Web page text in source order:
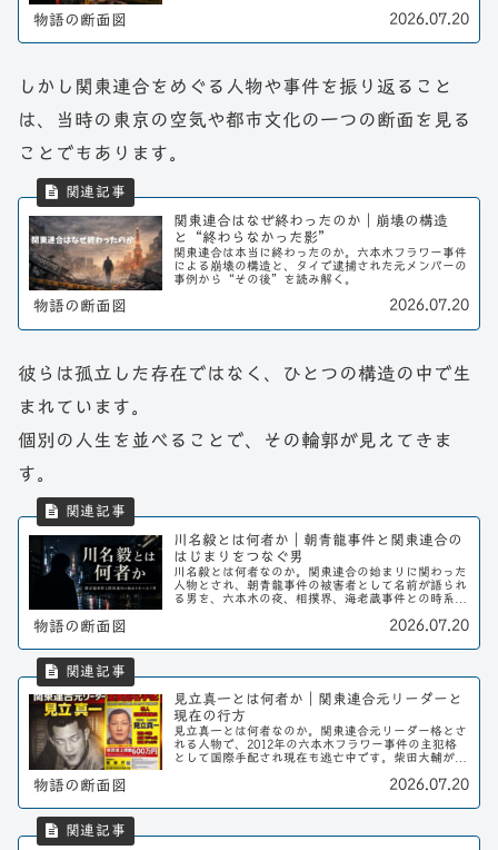
物語の断面図 2026.07.20
しかし関東連合をめぐる人物や事件を振り返ること
は、当時の東京の空気や都市文化の一つの断面を見る
ことでもあります。
関東連合はなぜ終わったのか｜崩壊の構造
と“終わらなかった影”
関東連合は本当に終わったのか。六本木フラワー事件
による崩壊の構造と、タイで逮捕された元メンバーの
事例から“その後”を読み解く。
物語の断面図 2026.07.20
彼らは孤立した存在ではなく、ひとつの構造の中で生
まれています。
個別の人生を並べることで、その輪郭が見えてきま
す。
川名毅とは何者か｜朝青龍事件と関東連合の
はじまりをつなぐ男
川名毅とは何者なのか。関東連合の始まりに関わった
人物とされ、朝青龍事件の被害者として名前が語られ
る男を、六本木の夜、相撲界、海老蔵事件との時系列
物語の断面図 2026.07.20
見立真一とは何者か｜関東連合元リーダーと
現在の行方
見立真一とは何者なのか。関東連合元リーダー格とさ
れる人物で、2012年の六本木フラワー事件の主犯格
として国際手配され現在も逃亡中です。柴田大輔が語
張などから人物像と現在の行方を整理します。
物語の断面図 2026.07.20